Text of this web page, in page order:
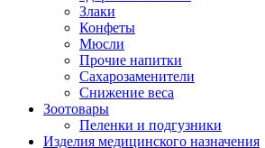
Злаки
Конфеты
Мюсли
Прочие напитки
Сахарозаменители
Снижение веса
Зоотовары
Пеленки и подгузники
Изделия медицинского назначения